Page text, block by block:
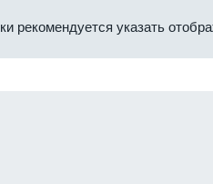
рекомендуется указать